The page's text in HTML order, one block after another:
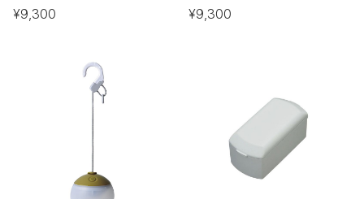
¥9,300 ¥9,300